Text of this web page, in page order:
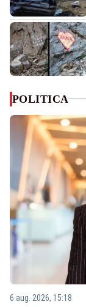
POLITICA
6 aug. 2026, 15:18